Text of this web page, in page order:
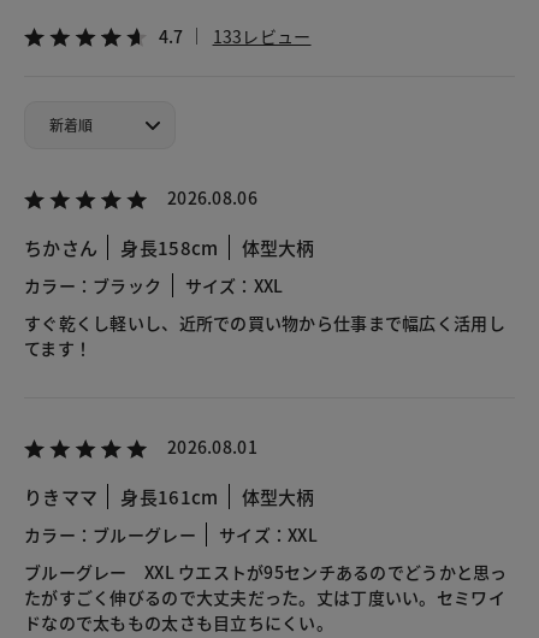
4.7 133レビュー
2026.08.06
ちかさん 身長158cm 体型大柄
カラー：ブラック
サイズ：XXL
すぐ乾くし軽いし、近所での買い物から仕事まで幅広く活用し
てます！
2026.08.01
りきママ 身長161cm 体型大柄
カラー：ブルーグレー
サイズ：XXL
ブルーグレー XXL ウエストが95センチあるのでどうかと思っ
たがすごく伸びるので大丈夫だった。丈は丁度いい。セミワイ
ドなので太ももの太さも目立ちにくい。